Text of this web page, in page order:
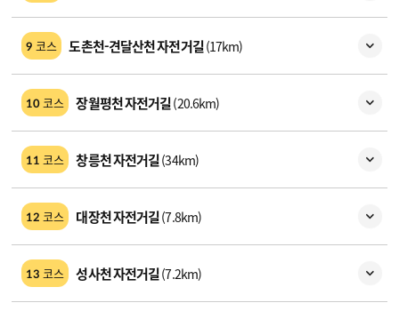
9 코스 도촌천-견달산천 자전거길(17km)
10 코스 장월평천 자전거길(20.6km)
11 코스 창릉천 자전거길(34km)
12 코스 대장천 자전거길(7.8km)
13 코스 성사천 자전거길(7.2km)